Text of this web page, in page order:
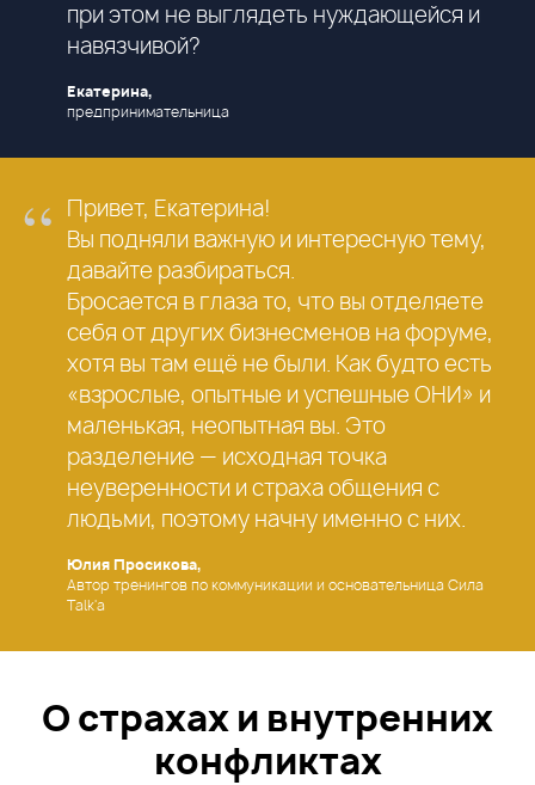
при этом не выглядеть нуждающейся и
навязчивой?
Екатерина,
предпринимательница
“
Привет, Екатерина!
Вы подняли важную и интересную тему,
давайте разбираться.
Бросается в глаза то, что вы отделяете
себя от других бизнесменов на форуме,
хотя вы там ещё не были. Как будто есть
«взрослые, опытные и успешные ОНИ» и
маленькая, неопытная вы. Это
разделение — исходная точка
неуверенности и страха общения с
людьми, поэтому начну именно с них.
Юлия Просикова,
Автор тренингов по коммуникации и основательница Сила
Talk'a
О страхах и внутренних
конфликтах